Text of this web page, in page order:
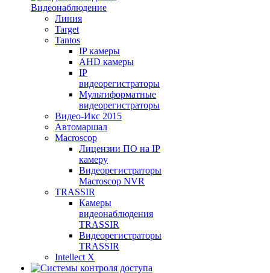
Видеонаблюдение
Линия
Target
Tantos
IP камеры
AHD камеры
IP
видеорегистраторы
Мультиформатные
видеорегистраторы
Видео-Икс 2015
Автомаршал
Macroscop
Лицензии ПО на IP
камеру
Видеорегистраторы
Macroscop NVR
TRASSIR
Камеры
видеонаблюдения
TRASSIR
Видеорегистраторы
TRASSIR
Intellect X